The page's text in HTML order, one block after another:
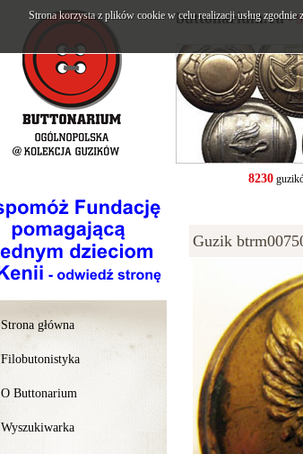
Strona główna
Filobutonistyka
O Buttonarium
Wyszukiwarka
buttonarium.eu-
8230
Guzik
Strona korzysta z plików cookie w celu realizacji usług zgodnie